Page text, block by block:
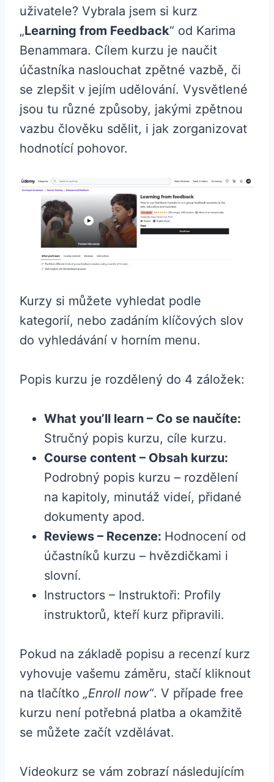
uživatele? Vybrala jsem si kurz
„Learning from Feedback“ od Karima
Benammara. Cílem kurzu je naučit
účastníka naslouchat zpětné vazbě, či
se zlepšit v jejím udělování. Vysvětlené
jsou tu různé způsoby, jakými zpětnou
vazbu člověku sdělit, i jak zorganizovat
hodnotící pohovor.
Kurzy si můžete vyhledat podle
kategorií, nebo zadáním klíčových slov
do vyhledávání v horním menu.
Popis kurzu je rozdělený do 4 záložek:
What you’ll learn – Co se naučíte:
Stručný popis kurzu, cíle kurzu.
Course content – Obsah kurzu:
Podrobný popis kurzu – rozdělení
na kapitoly, minutáž videí, přidané
dokumenty apod.
Reviews – Recenze: Hodnocení od
účastníků kurzu – hvězdičkami i
slovní.
Instructors – Instruktoři: Profily
instruktorů, kteří kurz připravili.
Pokud na základě popisu a recenzí kurz
vyhovuje vašemu záměru, stačí kliknout
na tlačítko „Enroll now“. V případe free
kurzu není potřebná platba a okamžitě
se můžete začít vzdělávat.
Videokurz se vám zobrazí následujícím